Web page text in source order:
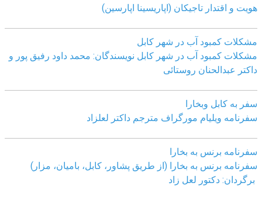
هویت و اقتدار تاجیکان (اپاریسینا اپارسین)
مشکلات کمبود آب در شهر کابل
مشکلات کمبود آب در شهر کابل نویسندگان: محمد داود رفیق پور و
داکتر عبدالحنان روستائی
سفر به کابل وبخارا
سفرنامه ویلیام مورگراف مترجم داکتر لعلزاد
سفرنامه برنس به بخارا
سفرنامه برنس به بخارا (از طریق پشاور، کابل، بامیان، مزار)
برگردان: دکتور لعل زاد